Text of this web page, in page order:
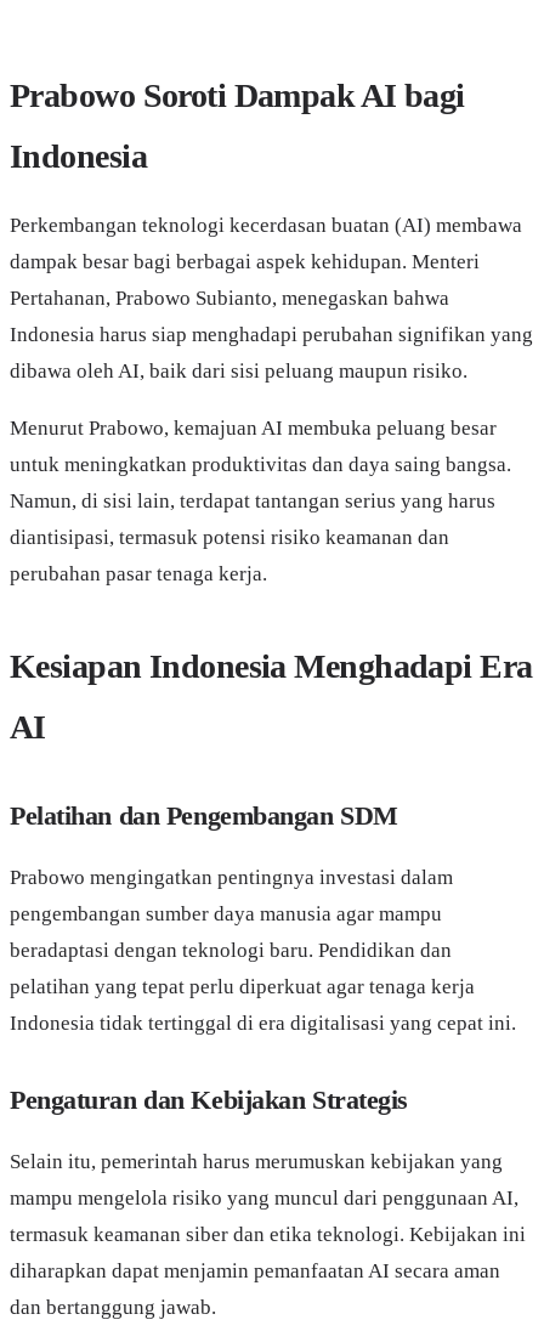
Prabowo Soroti Dampak AI bagi
Indonesia
Perkembangan teknologi kecerdasan buatan (AI) membawa
dampak besar bagi berbagai aspek kehidupan. Menteri
Pertahanan, Prabowo Subianto, menegaskan bahwa
Indonesia harus siap menghadapi perubahan signifikan yang
dibawa oleh AI, baik dari sisi peluang maupun risiko.
Menurut Prabowo, kemajuan AI membuka peluang besar
untuk meningkatkan produktivitas dan daya saing bangsa.
Namun, di sisi lain, terdapat tantangan serius yang harus
diantisipasi, termasuk potensi risiko keamanan dan
perubahan pasar tenaga kerja.
Kesiapan Indonesia Menghadapi Era
AI
Pelatihan dan Pengembangan SDM
Prabowo mengingatkan pentingnya investasi dalam
pengembangan sumber daya manusia agar mampu
beradaptasi dengan teknologi baru. Pendidikan dan
pelatihan yang tepat perlu diperkuat agar tenaga kerja
Indonesia tidak tertinggal di era digitalisasi yang cepat ini.
Pengaturan dan Kebijakan Strategis
Selain itu, pemerintah harus merumuskan kebijakan yang
mampu mengelola risiko yang muncul dari penggunaan AI,
termasuk keamanan siber dan etika teknologi. Kebijakan ini
diharapkan dapat menjamin pemanfaatan AI secara aman
dan bertanggung jawab.